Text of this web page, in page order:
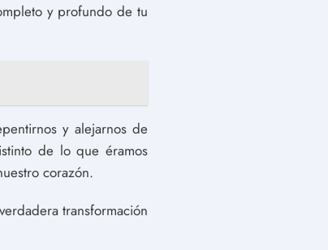
y profundo de tu
y alejarnos de
de lo que éramos
corazón.
transformación